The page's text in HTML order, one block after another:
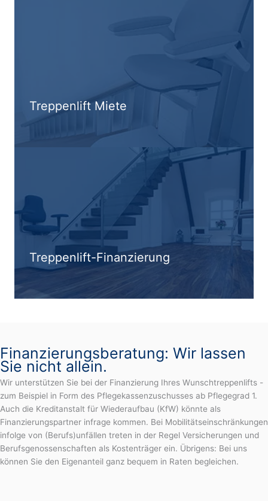
Treppenlift Miete
Treppenlift-Finanzierung
Finanzierungsberatung: Wir lassen
Sie nicht allein.
Wir unterstützen Sie bei der Finanzierung Ihres Wunschtreppenlifts -
zum Beispiel in Form des Pflegekassenzuschusses ab Pflegegrad 1.
Auch die Kreditanstalt für Wiederaufbau (KfW) könnte als
Finanzierungspartner infrage kommen. Bei Mobilitätseinschränkungen
infolge von (Berufs)unfällen treten in der Regel Versicherungen und
Berufsgenossenschaften als Kostenträger ein. Übrigens: Bei uns
können Sie den Eigenanteil ganz bequem in Raten begleichen.